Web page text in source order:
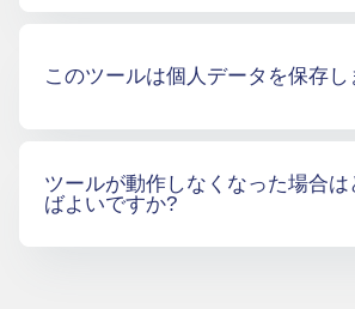
個人利用のためのコンテンツダ
す。
このツールは個人データを保存し
報やアカウントへのアクセスを
め、収集または保存するものは
ツールが動作しなくなった場合は
ばよいですか?